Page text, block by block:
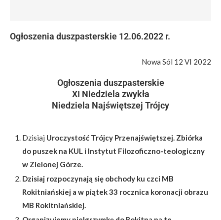
Ogłoszenia duszpasterskie 12.06.2022 r.
Nowa Sól 12 VI 2022
Ogłoszenia duszpasterskie
XI Niedziela zwykła
Niedziela Najświętszej Trójcy
Dzisiaj Uroczystość Trójcy Przenajświętszej. Zbiórka
do puszek na KUL i Instytut Filozoficzno-teologiczny
w Zielonej Górze.
Dzisiaj rozpoczynają się obchody ku czci MB
Rokitniańskiej a w piątek 33 rocznica koronacji obrazu
MB Rokitniańskiej.